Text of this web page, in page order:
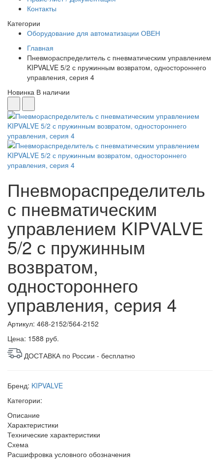
Контакты
Категории
Оборудование для автоматизации ОВЕН
Главная
Пневмораспределитель с пневматическим управлением
KIPVALVE 5/2 с пружинным возвратом, одностороннего
управления, серия 4
Новинка В наличии
Пневмораспределитель
с пневматическим
управлением KIPVALVE
5/2 с пружинным
возвратом,
одностороннего
управления, серия 4
Артикул: 468-2152/564-2152
Цена: 1588 руб.
ДОСТАВКА по России - бесплатно
Бренд: KIPVALVE
Категории:
Описание
Характеристики
Технические характеристики
Схема
Расшифровка условного обозначения